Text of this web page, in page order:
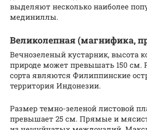
выделяют несколько наиболее
мединиллы.
Великолепная (магнифика,
Вечнозеленый кустарник, высота
природе может превышать 150 см.
сорта являются Филиппинские
территория Индонезии.
Размер темно-зеленой листовой
превышает 25 см. Прямые и